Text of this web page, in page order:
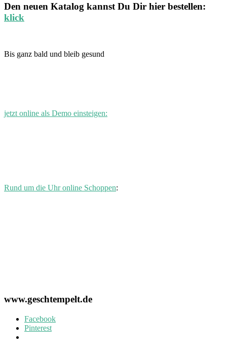
Den neuen Katalog kannst Du Dir hier bestellen:
klick
Bis ganz bald und bleib gesund
jetzt online als Demo einsteigen:
Rund um die Uhr online Schoppen:
www.geschtempelt.de
Facebook
Pinterest